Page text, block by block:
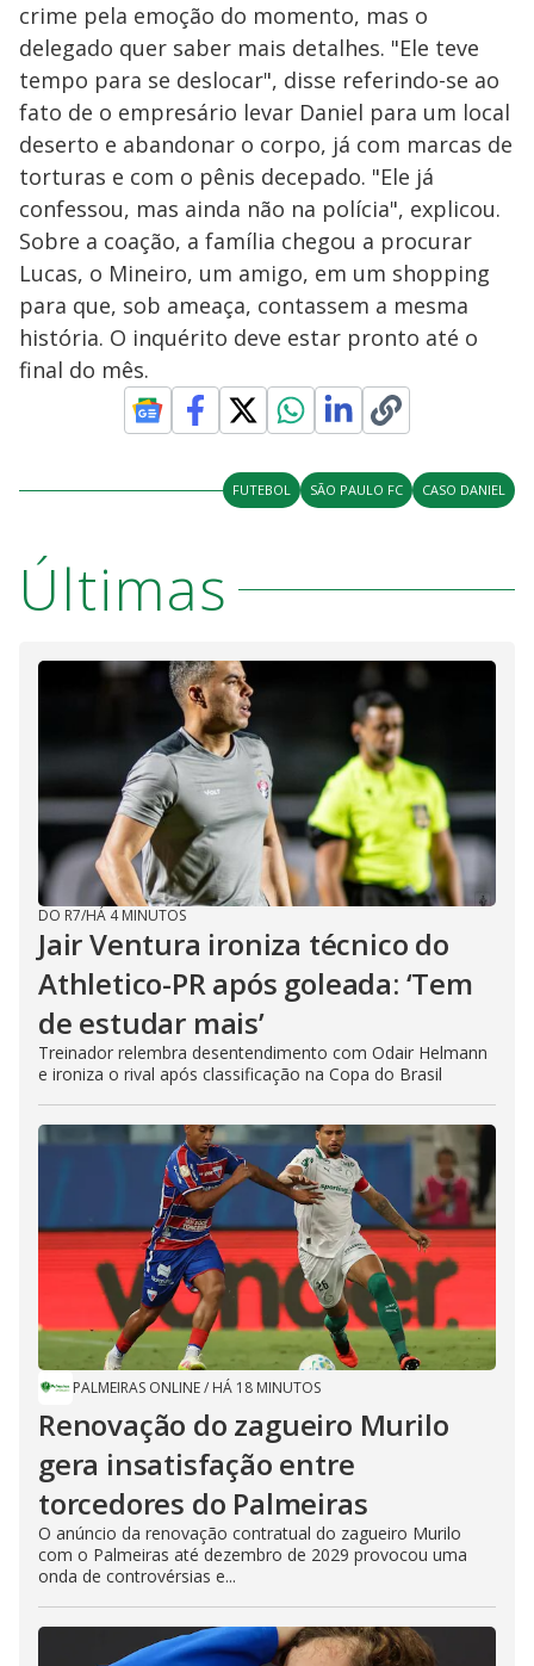
crime pela emoção do momento, mas o
delegado quer saber mais detalhes. "Ele teve
tempo para se deslocar", disse referindo-se ao
fato de o empresário levar Daniel para um local
deserto e abandonar o corpo, já com marcas de
torturas e com o pênis decepado. "Ele já
confessou, mas ainda não na polícia", explicou.
Sobre a coação, a família chegou a procurar
Lucas, o Mineiro, um amigo, em um shopping
para que, sob ameaça, contassem a mesma
história. O inquérito deve estar pronto até o
final do mês.
FUTEBOL SÃO PAULO FC CASO DANIEL
Últimas
DO R7/HÁ 4 MINUTOS
Jair Ventura ironiza técnico do
Athletico-PR após goleada: ‘Tem
de estudar mais’
Treinador relembra desentendimento com Odair Helmann
e ironiza o rival após classificação na Copa do Brasil
PALMEIRAS ONLINE/ HÁ 18 MINUTOS
Renovação do zagueiro Murilo
gera insatisfação entre
torcedores do Palmeiras
O anúncio da renovação contratual do zagueiro Murilo
com o Palmeiras até dezembro de 2029 provocou uma
onda de controvérsias e...